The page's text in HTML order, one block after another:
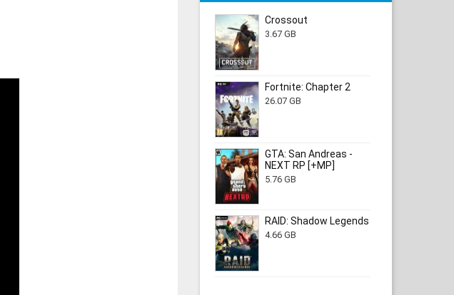
Crossout
3.67 GB
Fortnite: Chapter 2
26.07 GB
GTA: San Andreas -
NEXT RP [+MP]
5.76 GB
RAID: Shadow Legends
4.66 GB